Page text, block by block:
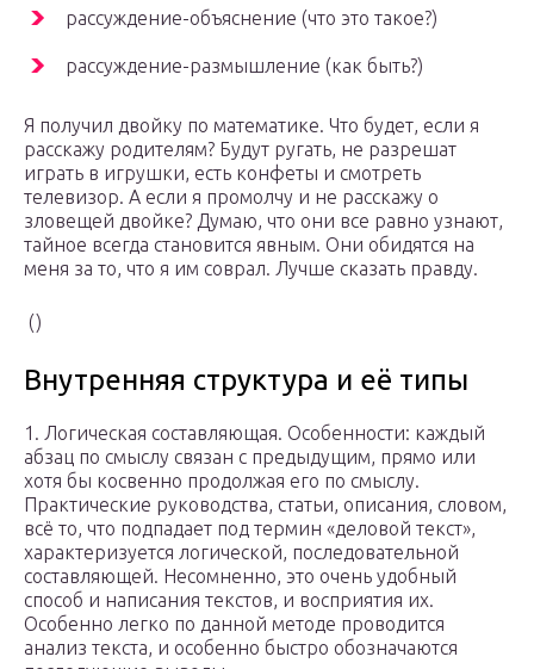
рассуждение-объяснение (что это такое?)
рассуждение-размышление (как быть?)
Я получил двойку по математике. Что будет, если я
расскажу родителям? Будут ругать, не разрешат
играть в игрушки, есть конфеты и смотреть
телевизор. А если я промолчу и не расскажу о
зловещей двойке? Думаю, что они все равно узнают,
тайное всегда становится явным. Они обидятся на
меня за то, что я им соврал. Лучше сказать правду.
()
Внутренняя структура и её типы
1. Логическая составляющая. Особенности: каждый
абзац по смыслу связан с предыдущим, прямо или
хотя бы косвенно продолжая его по смыслу.
Практические руководства, статьи, описания, словом,
всё то, что подпадает под термин «деловой текст»,
характеризуется логической, последовательной
составляющей. Несомненно, это очень удобный
способ и написания текстов, и восприятия их.
Особенно легко по данной методе проводится
анализ текста, и особенно быстро обозначаются